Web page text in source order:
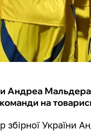
Андреа
на
України